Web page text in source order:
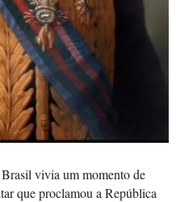
vivia um momento de
que proclamou a República